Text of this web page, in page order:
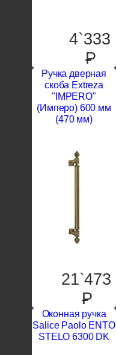
4`333
P
Ручка дверная
скоба Extreza
"IMPERO"
(Имперо) 600 мм
(470 мм)
21`473
P
Оконная ручка
Salice Paolo ENTO
STELO 6300 DK